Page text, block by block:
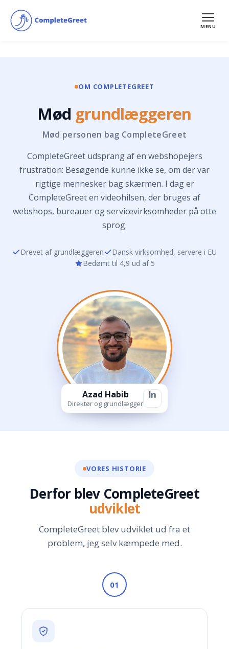
OM COMPLETEGREET
Mød grundlæggeren
Mød personen bag CompleteGreet
CompleteGreet udsprang af en webshopejers
frustration: Besøgende kunne ikke se, om der var
rigtige mennesker bag skærmen. I dag er
CompleteGreet en videohilsen, der bruges af
webshops, bureauer og servicevirksomheder på otte
sprog.
Drevet af grundlæggeren
Dansk virksomhed, servere i EU
Bedømt til 4,9 ud af 5
Azad Habib
Direktør og grundlægger
VORES HISTORIE
Derfor blev CompleteGreet
udviklet
CompleteGreet blev udviklet ud fra et
problem, jeg selv kæmpede med.
01
MENU